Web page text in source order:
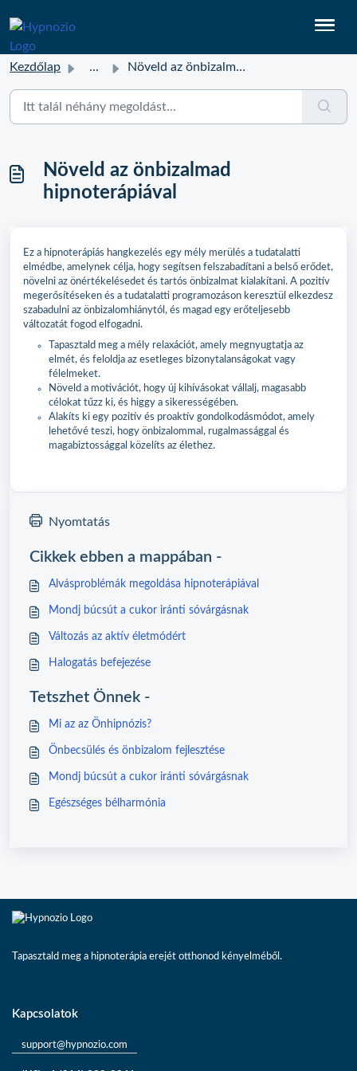
Kezdőlap ... Növeld az önbizalmad hipnoterápiával
Növeld az önbizalmad
hipnoterápiával
Ez a hipnoterápiás hangkezelés egy mély merülés a tudatalatti
elmédbe, amelynek célja, hogy segítsen felszabadítani a belső erődet,
növelni az önértékelésedet és tartós önbizalmat kialakítani. A pozitív
megerősítéseken és a tudatalatti programozáson keresztül elkezdesz
szabadulni az önbizalomhiánytól, és magad egy erőteljesebb
változatát fogod elfogadni.
Tapasztald meg a mély relaxációt, amely megnyugtatja az
elmét, és feloldja az esetleges bizonytalanságokat vagy
félelmeket.
Növeld a motivációt, hogy új kihívásokat vállalj, magasabb
célokat tűzz ki, és higgy a sikerességében.
Alakíts ki egy pozitív és proaktív gondolkodásmódot, amely
lehetővé teszi, hogy önbizalommal, rugalmassággal és
magabiztossággal közelíts az élethez.
Nyomtatás
Cikkek ebben a mappában -
Alvásproblémák megoldása hipnoterápiával
Mondj búcsút a cukor iránti sóvárgásnak
Változás az aktív életmódért
Halogatás befejezése
Tetszhet Önnek -
Mi az az Önhipnózis?
Önbecsülés és önbizalom fejlesztése
Mondj búcsút a cukor iránti sóvárgásnak
Egészséges bélharmónia
Tapasztald meg a hipnoterápia erejét otthonod kényelméből.
Kapcsolatok
support@hypnozio.com